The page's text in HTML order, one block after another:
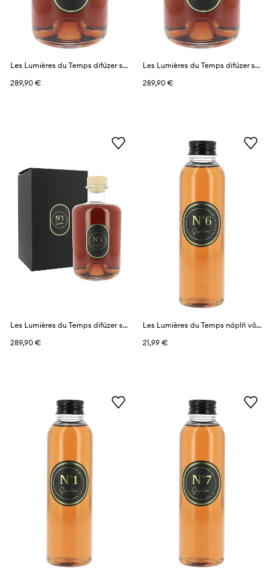
Les Lumières du Temps difúzer s vôňou 3 l
289,90 €
Les Lumières du Temps difúzer s vôňou 3 l
289,90 €
Les Lumières du Temps difúzer s vôňou 3 l
289,90 €
Les Lumières du Temps náplň vône 150 ml
21,99 €